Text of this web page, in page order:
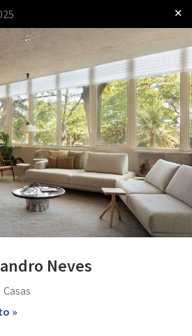
apresentado por
✕
Neves
Casas
»